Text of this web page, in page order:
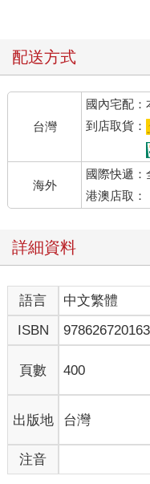
配送方式
台灣
國內宅配：
到店取貨：
海外
國際快遞：
港澳店取：
詳細資料
語言 中文繁體
ISBN
頁數 400
出版地 台灣
注音